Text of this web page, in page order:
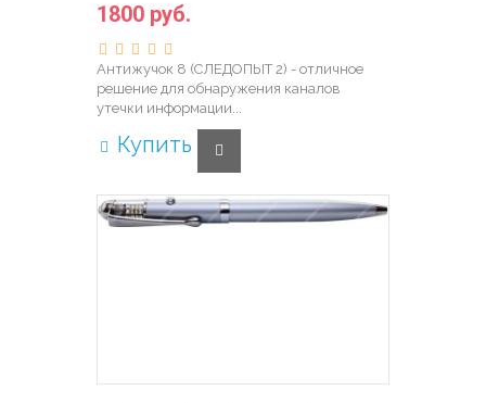
1800 руб.
Антижучок 8 (СЛЕДОПЫТ 2) - отличное
решение для обнаружения каналов
утечки информации...
Купить